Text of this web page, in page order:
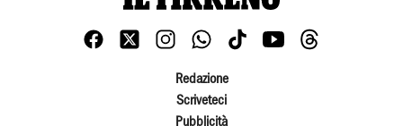
Redazione
Scriveteci
Pubblicità